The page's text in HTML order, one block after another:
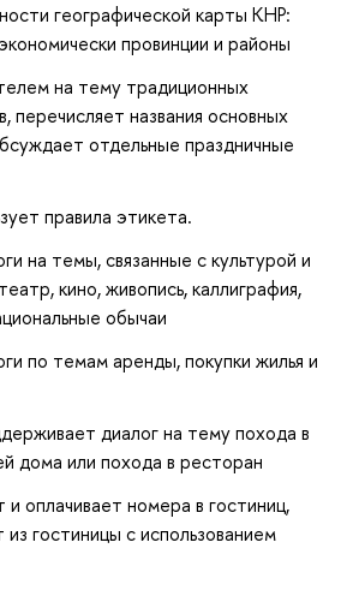
географической карты КНР:
провинции и районы
на тему традиционных
перечисляет названия основных
отдельные праздничные
правила этикета.
на темы, связанные с культурой и
кино, живопись, каллиграфия,
обычаи
по темам аренды, покупки жилья и
диалог на тему похода в
дома или похода в ресторан
оплачивает номера в гостиниц,
гостиницы с использованием